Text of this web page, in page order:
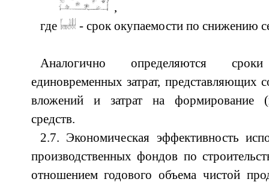
,
где
- срок окупаемости по снижению
Аналогично определяются
единовременных затрат, представляющих
вложений и затрат на формирование
средств.
2.7. Экономическая эффективность
производственных фондов по
отношением годового объема чистой